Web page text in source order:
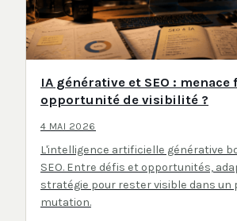
IA générative et SEO : menace
opportunité de visibilité ?
4 MAI 2026
L'intelligence artificielle générative
SEO. Entre défis et opportunités,
stratégie pour rester visible dans un
mutation.